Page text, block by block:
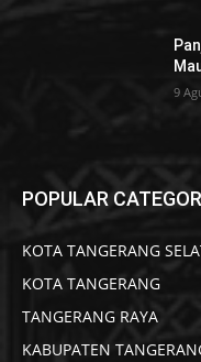
9
POPULAR
KOTA TANGERANG
KOTA TANGERANG
TANGERANG RAYA
KABUPATEN